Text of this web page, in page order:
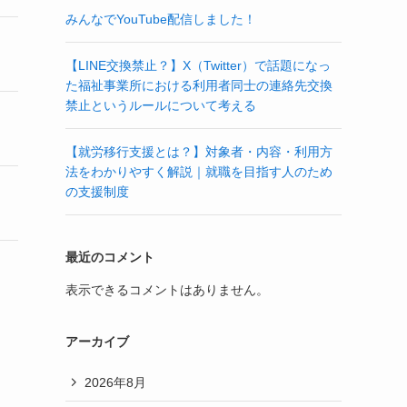
みんなでYouTube配信しました！
【LINE交換禁止？】X（Twitter）で話題になっ
た福祉事業所における利用者同士の連絡先交換
禁止というルールについて考える
【就労移行支援とは？】対象者・内容・利用方
法をわかりやすく解説｜就職を目指す人のため
の支援制度
最近のコメント
表示できるコメントはありません。
アーカイブ
2026年8月